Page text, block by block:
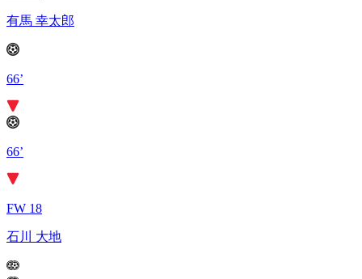
有馬 幸太郎
66’
66’
FW 18
石川 大地